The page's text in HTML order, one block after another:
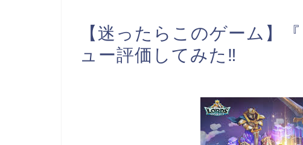
【迷ったらこのゲーム】
ュー評価してみた‼︎